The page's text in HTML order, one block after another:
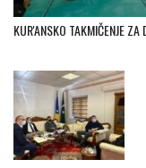
KUR'ANSKO TAKMIČENJE